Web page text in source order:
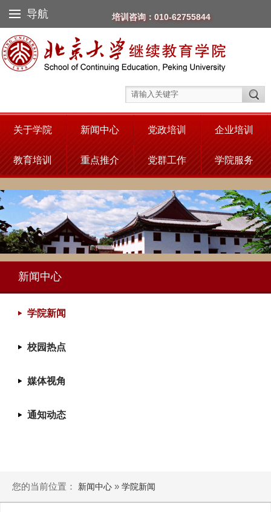
导航 培训咨询：010-62755844
关于学院 新闻中心 党政培训 企业培训
教育培训 重点推介 党群工作 学院服务
新闻中心
学院新闻
校园热点
媒体视角
通知动态
您的当前位置： 新闻中心 » 学院新闻